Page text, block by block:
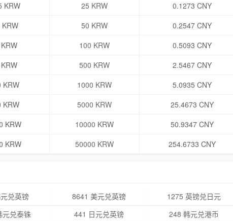
KRW 25 KRW
0.1273 CNY
50 KRW
0.2547 CNY
100 KRW
0.5093 CNY
500 KRW
2.5467 CNY
KRW 1000 KRW
5.0935 CNY
KRW 5000 KRW
25.4673 CNY
KRW 10000 KRW
50.9347 CNY
KRW 50000 KRW 254.6733 CNY
兑英镑 8641 美元兑英镑
1275 英镑兑日元
元兑泰铢 441 日元兑英镑
248 韩元兑港币